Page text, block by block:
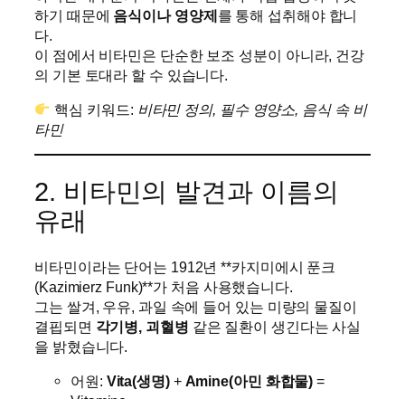
하기 때문에 음식이나 영양제를 통해 섭취해야 합니
다.
이 점에서 비타민은 단순한 보조 성분이 아니라, 건강
의 기본 토대라 할 수 있습니다.
핵심 키워드: 비타민 정의, 필수 영양소, 음식 속 비
타민
2. 비타민의 발견과 이름의
유래
비타민이라는 단어는 1912년 **카지미에시 푼크
(Kazimierz Funk)**가 처음 사용했습니다.
그는 쌀겨, 우유, 과일 속에 들어 있는 미량의 물질이
결핍되면 각기병, 괴혈병 같은 질환이 생긴다는 사실
을 밝혔습니다.
어원: Vita(생명)+ Amine(아민 화합물) =